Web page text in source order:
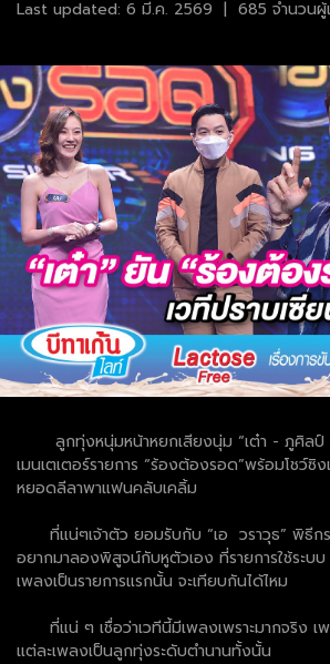
Last updated: 6 มี.ค. 2569 | 685 จำนวนผู้
ลูกทุ่งหนุ่มหน้าหยกเสียงนุ่ม “เต๋า - ภูศิลป์
เมนเตเตอร์รายการ “ร้องต้องรอด”พร้อมโชว์ซิ
หยอดลีลาพาแฟนคลับเคลิ้ม
ที่แน่ๆเจ้าตัว ยอมรับกับ “เอ วราวุธ” พิธีก
อยากมาลองพิสูจน์กับหูตัวเอง ที่รายการใช้ระบ
เพลงเป็นรายการแรกนั้น จะเทียบกันได้ไหม
ที่แน่ ๆ เชื่อว่าเวทีนี้มีเพลงเพราะมากจริง เ
แต่ละเพลงเป็นลูกทุ่งระดับตำนานทั้งนั้น